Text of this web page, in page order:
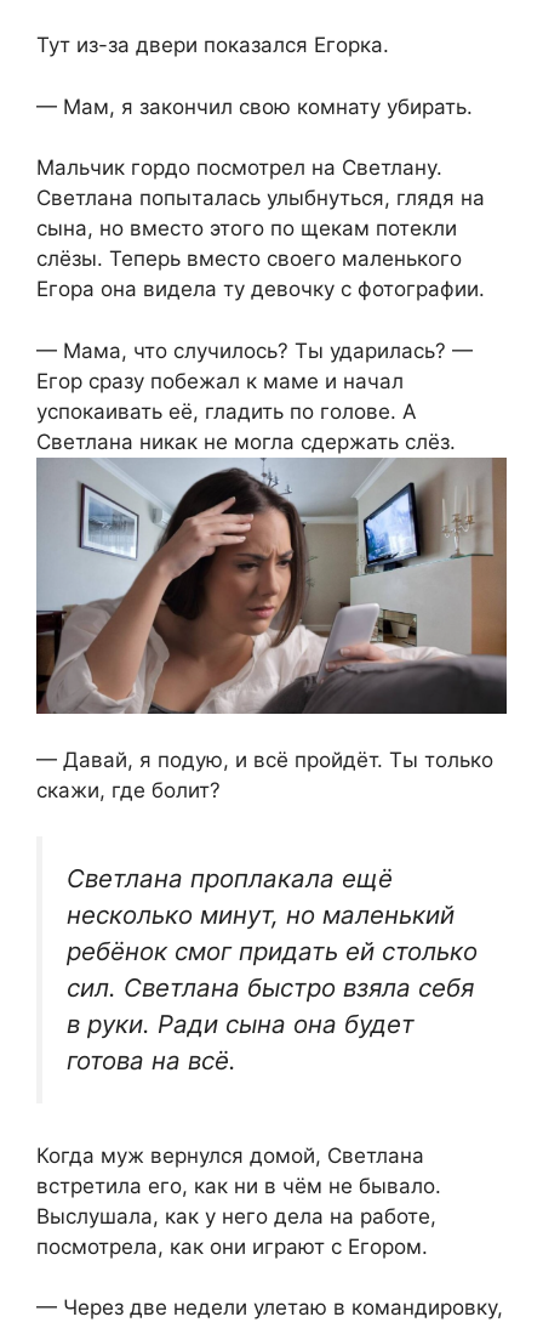
Тут из-за двери показался Егорка.
— Мам, я закончил свою комнату убирать.
Мальчик гордо посмотрел на Светлану.
Светлана попыталась улыбнуться, глядя на
сына, но вместо этого по щекам потекли
слёзы. Теперь вместо своего маленького
Егора она видела ту девочку с фотографии.
— Мама, что случилось? Ты ударилась? —
Егор сразу побежал к маме и начал
успокаивать её, гладить по голове. А
Светлана никак не могла сдержать слёз.
— Давай, я подую, и всё пройдёт. Ты только
скажи, где болит?
Светлана проплакала ещё
несколько минут, но маленький
ребёнок смог придать ей столько
сил. Светлана быстро взяла себя
в руки. Ради сына она будет
готова на всё.
Когда муж вернулся домой, Светлана
встретила его, как ни в чём не бывало.
Выслушала, как у него дела на работе,
посмотрела, как они играют с Егором.
— Через две недели улетаю в командировку,